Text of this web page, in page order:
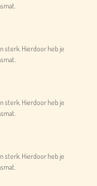
sterk. Hierdoor heb je
sterk. Hierdoor heb je
sterk. Hierdoor heb je